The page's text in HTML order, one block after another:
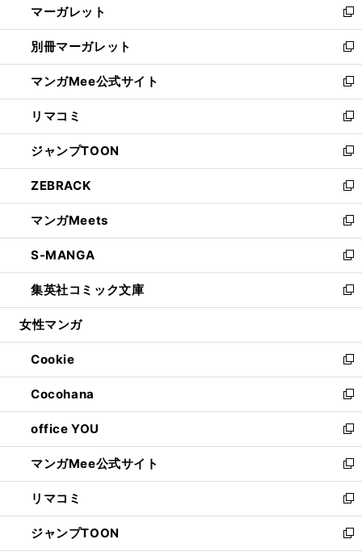
く
で
開
く
ド
ウ
で
開
く
い
ウ
ィ
ン
ド
ウ
で
開
く
マーガレット
新
し
い
ウ
ィ
ン
ド
ウ
で
開
く
別冊マーガレット
新
し
い
ウ
ィ
ン
ド
ウ
で
開
く
マンガMee公式サイト
新
し
い
ウ
ィ
ン
ド
ウ
で
開
く
リマコミ
新
し
い
ウ
ィ
ン
ド
ウ
で
開
く
ジャンプTOON
新
し
い
ウ
ィ
ン
ド
ウ
で
開
ZEBRACK
新
し
い
ウ
ィ
ン
ド
ウ
開
く
マンガMeets
新
し
い
ウ
ィ
ン
ウ
で
開
く
S-MANGA
新
し
い
ウ
ン
ド
ウ
で
開
く
集英社コミック文庫
新
し
ウ
ィ
ン
ド
ウ
で
開
く
女性マンガ
Cookie
新
し
い
ウ
ィ
ン
ド
ウ
で
開
く
Cocohana
新
し
い
ウ
ィ
ン
ド
ウ
で
開
office YOU
新
し
い
ウ
ィ
ン
ド
ウ
マンガMee公式サイト
新
し
い
ウ
ィ
ン
リマコミ
新
し
い
ウ
ジャンプTOON
新